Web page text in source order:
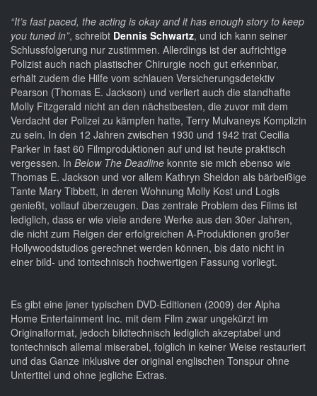
“It’s fast paced, the acting is okay and it has enough story to keep
you tuned in”, schreibt Dennis Schwartz, und ich kann seiner
Schlussfolgerung nur zustimmen. Allerdings ist der aufrichtige
Polizist auch nach plastischer Chirurgie noch gut erkennbar,
erhält zudem die Hilfe vom schlauen Versicherungsdetektiv
Pearson (Thomas E. Jackson) und verliert auch die standhafte
Molly Fitzgerald nicht an den nächstbesten, die zuvor mit dem
Verdacht der Polizei zu kämpfen hatte, Terry Mulvaneys Komplizin
zu sein. In den 12 Jahren zwischen 1930 und 1942 trat Cecilia
Parker in fast 60 Filmproduktionen auf und ist heute praktisch
vergessen. In Below The Deadline konnte sie mich ebenso wie
Thomas E. Jackson und vor allem Kathryn Sheldon als bärbeißige
Tante Mary Tibbett, in deren Wohnung Molly Kost und Logis
genießt, vollauf überzeugen. Das zentrale Problem des Films ist
lediglich, dass er wie viele andere Werke aus den 30er Jahren,
die nicht zum Reigen der erfolgreichen A-Produktionen großer
Hollywoodstudios gerechnet werden können, bis dato nicht in
einer bild- und tontechnisch hochwertigen Fassung vorliegt.
Es gibt eine jener typischen DVD-Editionen (2009) der Alpha
Home Entertainment Inc. mit dem Film zwar ungekürzt im
Originalformat, jedoch bildtechnisch lediglich akzeptabel und
tontechnisch allemal miserabel, folglich in keiner Weise restauriert
und das Ganze inklusive der original englischen Tonspur ohne
Untertitel und ohne jegliche Extras.